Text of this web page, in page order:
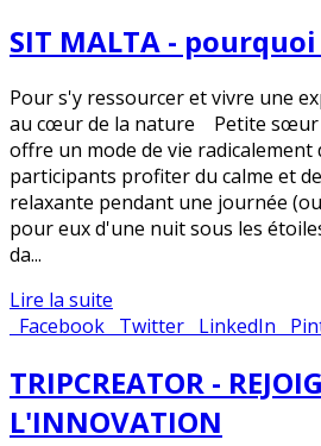
SIT MALTA -
Pour s'y ressourcer et vivre une
au cœur de la nature Petite sœur
offre un mode de vie radicalement
participants profiter du calme et
relaxante pendant une journée
pour eux d'une nuit sous les
da...
Lire la suite
Facebook Twitter LinkedIn
TRIPCREATOR -
L'INNOVATION